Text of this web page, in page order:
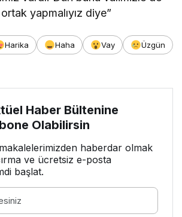
yapmalıyız diye”
Harika Haha Vay
Üzgün
Haber Bültenine
Olabilirsin
haberdar olmak
ve ücretsiz e-posta
başlat.